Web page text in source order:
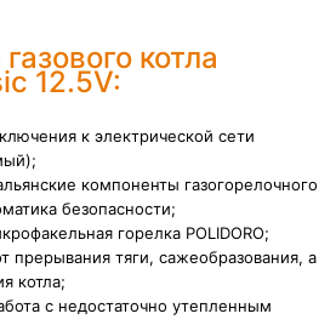
котла
12.5V:
к электрической сети
компоненты газогорелочного
безопасности;
горелка POLIDORO;
прерывания тяги, сажеобразования, а
котла;
с недостаточно утепленным